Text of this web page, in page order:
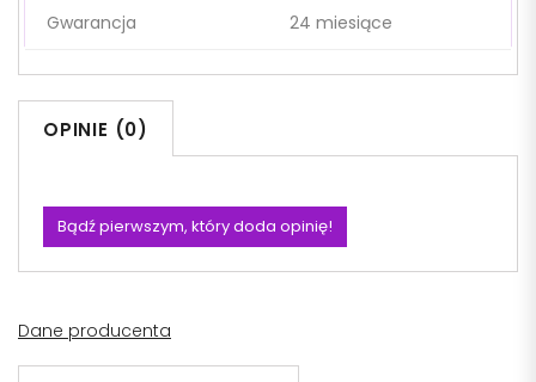
Gwarancja 24 miesiące
OPINIE (0)
Bądź pierwszym, który doda opinię!
Dane producenta